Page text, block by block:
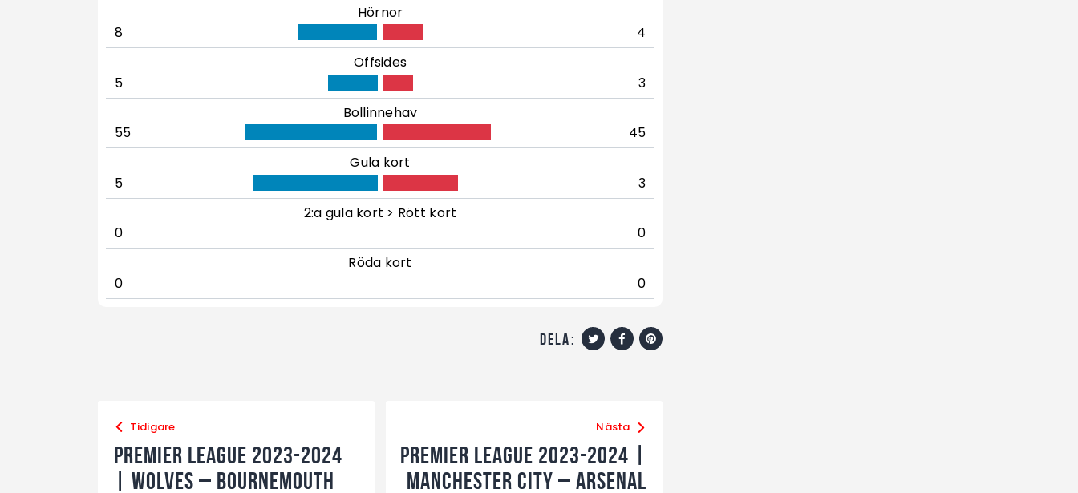
Hörnor
8
4
Offsides
5
3
Bollinnehav
55
45
Gula kort
5
3
2:a gula kort > Rött kort
0
0
Röda kort
0
0
dela:
Tidigare
Premier League 2023-2024
| Wolves – Bournemouth
Nästa
Premier League 2023-2024 |
Manchester City – Arsenal